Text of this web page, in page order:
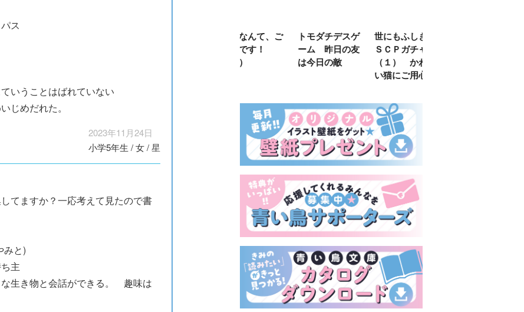
ス
いうことはばれていない
じめだれた。
2023年11月24日
小学5年生 /女/星
てますか？一応考えて見たので書
と)
主
生き物と会話ができる。 趣味は
トモダチデスゲ
ーム 昨日の友
は今日の敵
世にもふしぎな
ＳＣＰガチャ！
（１） かわい
カラフルピーチ
はちゃめちゃ事
件簿